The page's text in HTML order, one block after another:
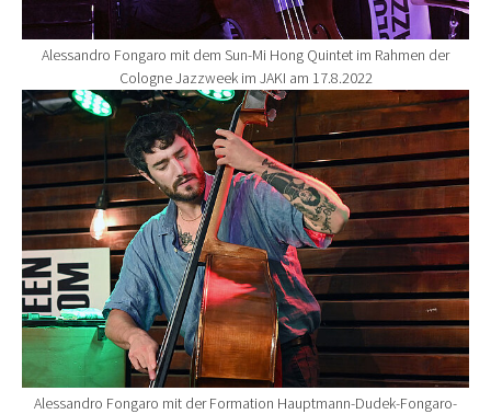
Alessandro Fongaro mit dem Sun-Mi Hong Quintet im Rahmen der
Cologne Jazzweek im JAKI am 17.8.2022
Show larger version for:
Alessandro Fongaro mit der Formation Hauptmann-Dudek-Fongaro-